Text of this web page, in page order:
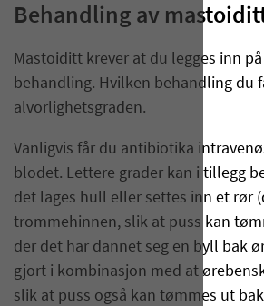
Behandling av
Mastoiditt krever at du legges inn
behandling. Hvilken behandling du
alvorlighetsgraden.
Vanligvis får du antibiotika
blodet. Lettere grader kan i tillegg
det lages hull eller settes inn et rør
trommehinnen, slik at puss kan
der det har dannet seg en byll bak
gjort i kombinasjon med at
slik at puss også kan tømmes ut